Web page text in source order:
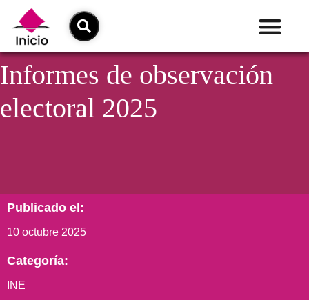
Informes de observación
electoral 2025
Publicado el:
10 octubre 2025
Categoría:
INE